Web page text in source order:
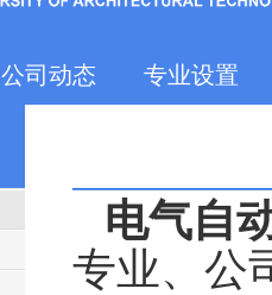
公司动态 专业设置
电气自
专业、公